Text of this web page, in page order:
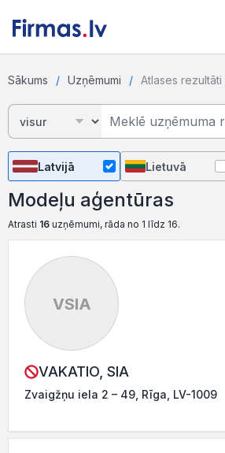
Sākums Uzņēmumi Atlases rezultāti
Latvijā Lietuvā
Modeļu aģentūras
Atrasti 16 uzņēmumi, rāda no 1 līdz 16.
VSIA
VAKATIO, SIA
Zvaigžņu iela 2 – 49, Rīga, LV-1009